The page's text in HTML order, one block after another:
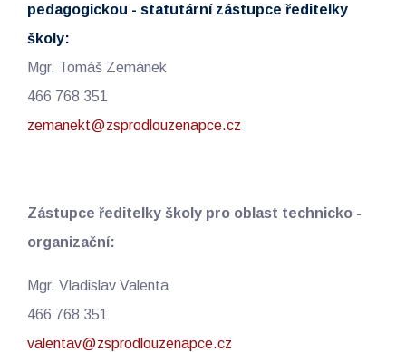
pedagogickou - statutární zástupce ředitelky
školy:
Mgr. Tomáš Zemánek
466 768 351
zemanekt@zsprodlouzenapce.cz
Zástupce ředitelky školy pro oblast technicko -
organizační:
Mgr. Vladislav Valenta
466 768 351
valentav@zsprodlouzenapce.cz